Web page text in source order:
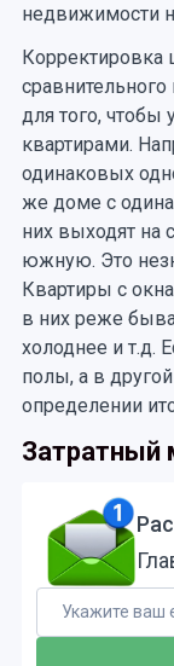
недвижимости
Корректировка
для того, чтобы
квартирами.
одинаковых
же доме с
них выходят на
южную. Это
Квартиры с
в них реже
холоднее и т.д.
полы, а в
определении
Затратный